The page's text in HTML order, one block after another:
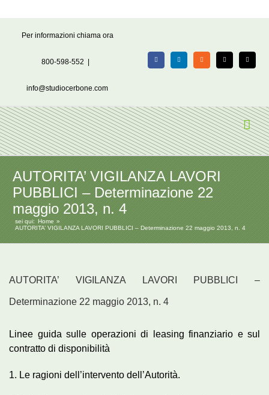
Per informazioni chiama ora
800-598-552
info@studiocerbone.com
FacebookLinkedIn Rss X Email
AUTORITA’ VIGILANZA LAVORI
PUBBLICI – Determinazione 22
maggio 2013, n. 4
sei qui:
Home
AUTORITA’ VIGILANZA LAVORI PUBBLICI – Determinazione 22 maggio 2013, n. 4
AUTORITA’ VIGILANZA LAVORI PUBBLICI –
Determinazione 22 maggio 2013, n. 4
Linee guida sulle operazioni di leasing finanziario e sul
contratto di disponibilità
1. Le ragioni dell’intervento dell’Autorità.